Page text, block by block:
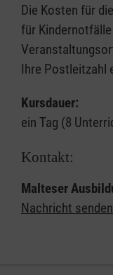
Die Kosten für
für
Ihre Postleitzahl
Kursdauer:
ein Tag (8
Kontakt:
Malteser
Nachricht senden